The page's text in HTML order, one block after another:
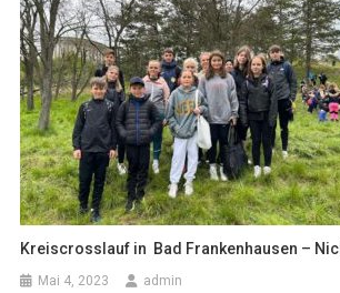
Kreiscrosslauf in Bad Frankenhausen –
Mai 4, 2023 admin